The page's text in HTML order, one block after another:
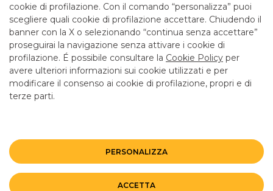
LINK UTILI
CONTATTI E FILIALI
LAVORA CON NOI
TERZO SETTORE
Privacy Disclaimer
cookie di profilazione. Con il comando “personalizza” puoi
scegliere quali cookie di profilazione accettare. Chiudendo il
banner con la X o selezionando “continua senza accettare”
proseguirai la navigazione senza attivare i cookie di
profilazione. É possibile consultare la Cookie Policy per
avere ulteriori informazioni sui cookie utilizzati e per
modificare il consenso ai cookie di profilazione, propri e di
terze parti.
PERSONALIZZA
ACCETTA